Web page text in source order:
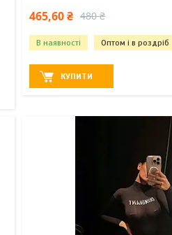
465,60 ₴ 480 ₴
В наявності Оптом і в роздріб
КУПИТИ